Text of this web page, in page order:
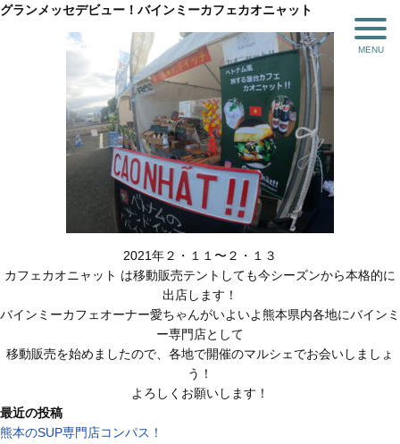
グランメッセデビュー！バインミーカフェカオニャット
2021年２・１１〜２・１３
カフェカオニャット は移動販売テントしても今シーズンから本格的に
出店します！
バインミーカフェオーナー愛ちゃんがいよいよ熊本県内各地にバインミ
ー専門店として
移動販売を始めましたので、各地で開催のマルシェでお会いしましょ
う！
よろしくお願いします！
最近の投稿
熊本のSUP専門店コンパス！